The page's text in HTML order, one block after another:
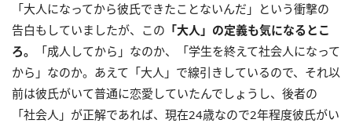
「大人になってから彼氏できたことないんだ」という衝撃の
告白もしていましたが、この 「大人」の定義も気になるとこ
ろ。
「成人してから」なのか、「学生を終えて社会人になって
から」なのか。あえて「大人」で線引きしているので、それ以
前は彼氏がいて普通に恋愛していたんでしょうし、後者の
「社会人」が正解であれば、現在24歳なので2年程度彼氏がい